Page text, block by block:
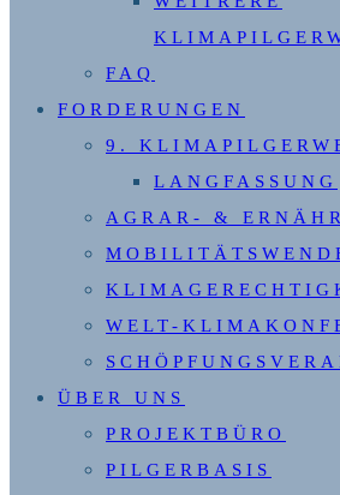
FAQ
FORDERUNGEN
9.
LANGFASSUNG
AGRAR- &
WELT-
ÜBER UNS
PROJEKTBÜRO
PILGERBASIS